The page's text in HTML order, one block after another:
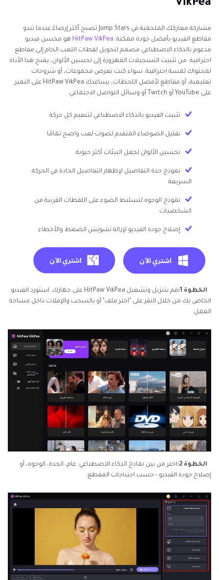
VikPea
مشاركة معاركك الملحمية في Jump Stars تصبح أكثر إرضاءً عندما تبدو
مقاطع الفيديو بأفضل جودة ممكنة. HitPaw VikPea هو محسن فيديو
مدعوم بالذكاء الاصطناعي مصمم لتحويل لقطات اللعب الخام إلى مقاطع
احترافية. من تثبيت التسجيلات المهزوزة إلى تحسين الألوان، يمنح هذا الأداة
لمحتواك لمسة احترافية. سواء كنت تعرض مجموعات، أو شروحات
تعليمية، أو مقاطع لأفضل اللحظات، يساعدك HitPaw VikPea على التميز
على YouTube أو Twitch أو وسائل التواصل الاجتماعي.
تثبيت الفيديو بالذكاء الاصطناعي لتنعيم كل حركة
تقليل الضوضاء المتقدم لصوت لعب واضح تمامًا
تحسين الألوان لجعل البيئات أكثر حيوية
نموذج حدة التفاصيل لإظهار التفاصيل الحادة في الحركة
السريعة
نموذج الوجوه لتسليط الضوء على اللقطات القريبة من
الشخصيات
إصلاح جودة الفيديو لإزالة تشويش الضغط والأخطاء
الخطوة 1:
قم بتنزيل وتشغيل HitPaw VikPea على جهازك. استورد الفيديو
الخاص بك من خلال النقر على "اختر ملف" أو بالسحب والإفلات داخل مساحة
العمل.
الخطوة 2:
اختر من بين نماذج الذكاء الاصطناعي: عام، الحدة، الوجوه، أو
إصلاح جودة الفيديو - حسب احتياجات المقطع.